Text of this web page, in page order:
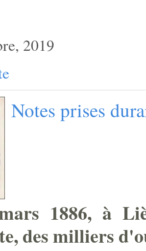
2019
Notes prises
1886, à
des milliers